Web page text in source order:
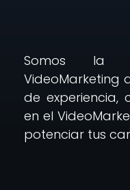
Somos la
VideoMarketing
de
en el
potenciar tus